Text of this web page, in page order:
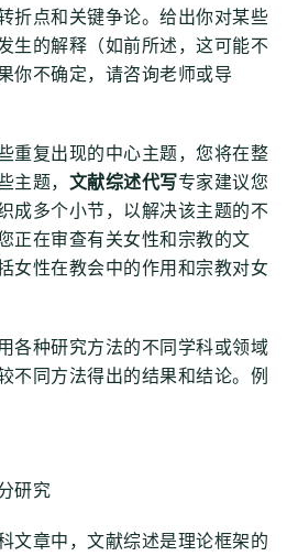
折点和关键争论。给出你对某些
生的解释（如前所述，这可能不
不确定，请咨询老师或导
重复出现的中心主题，您将在整
主题， 文献综述代写专家建议您
成多个小节，以解决该主题的不
正在审查有关女性和宗教的文
女性在教会中的作用和宗教对女
各种研究方法的不同学科或领域
不同方法得出的结果和结论。例
研究
文章中，文献综述是理论框架的